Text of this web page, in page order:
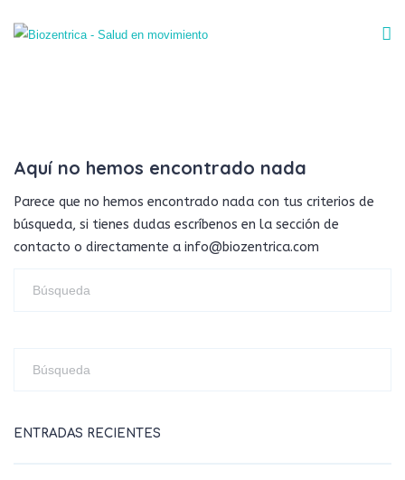
Aquí no hemos encontrado nada
Parece que no hemos encontrado nada con tus criterios de
búsqueda, si tienes dudas escríbenos en la sección de
contacto o directamente a info@biozentrica.com
ENTRADAS RECIENTES